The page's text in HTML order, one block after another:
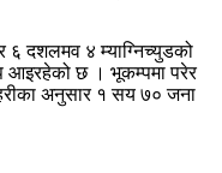
६ दशलमव ४ म्याग्निच्युडको
आइरहेको छ । भूकम्पमा परेर
अनुसार १ सय ७० जना